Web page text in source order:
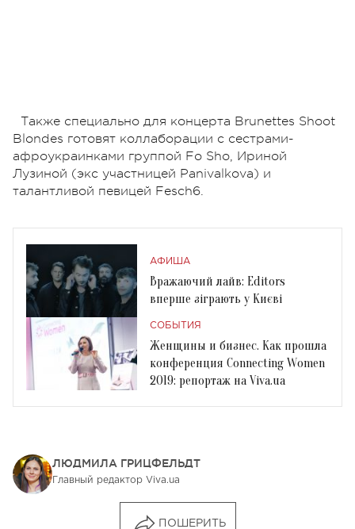
Также специально для концерта Brunettes Shoot
Blondes готовят коллаборации с сестрами-
афроукраинками группой Fo Sho, Ириной
Лузиной (экс участницей Panivalkova) и
талантливой певицей Fesch6.
АФИША
Вражаючий лайв: Editors
вперше зіграють у Києві
СОБЫТИЯ
Женщины и бизнес. Как прошла
конференция Connecting Women
2019: репортаж на Viva.ua
ЛЮДМИЛА ГРИЦФЕЛЬДТ
Главный редактор Viva.ua
ПОШЕРИТЬ